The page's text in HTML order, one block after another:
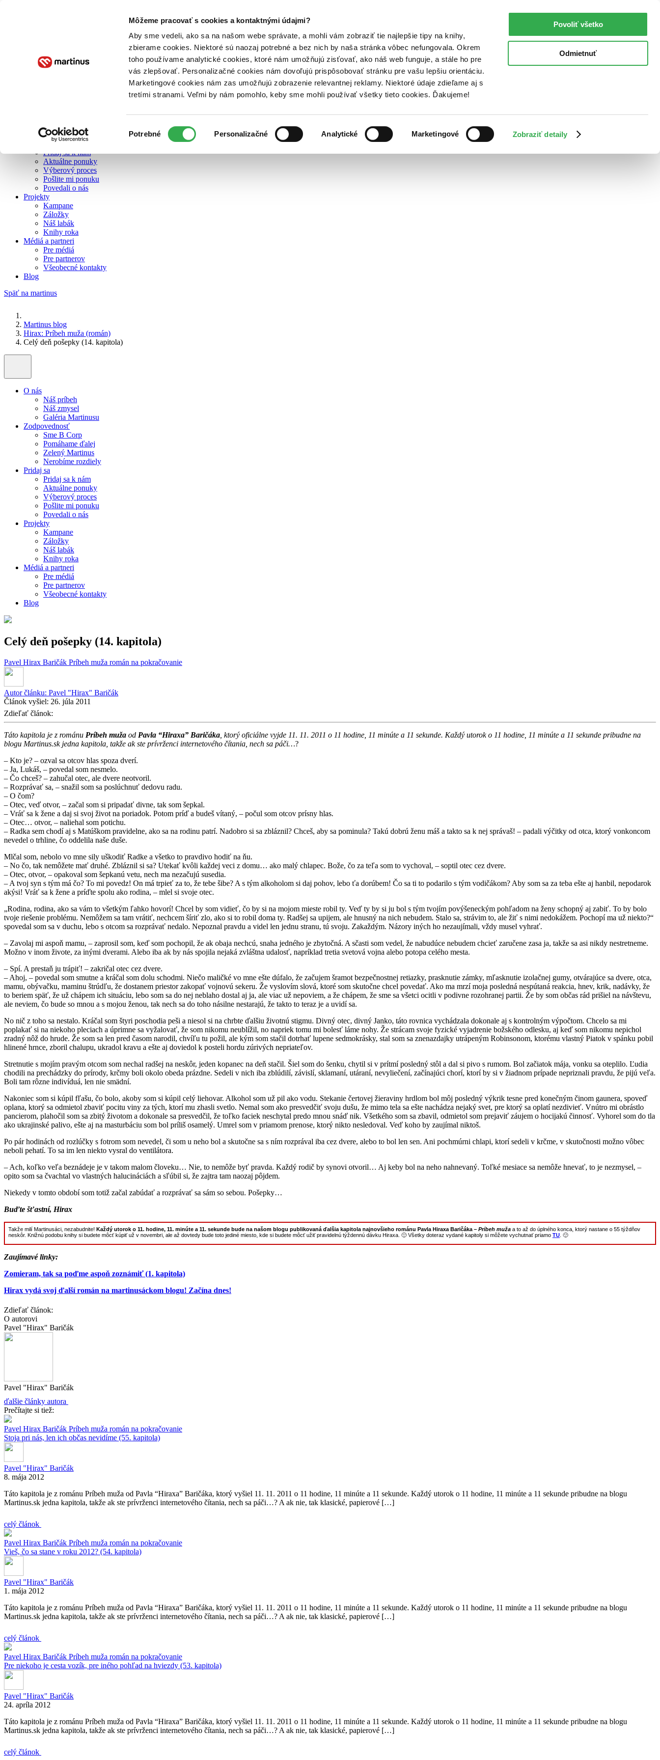
Môžeme pracovať s cookies a kontaktnými údajmi?
Aby sme vedeli, ako sa na našom webe správate, a mohli vám zobraziť tie najlepšie tipy na knihy,
zbierame cookies. Niektoré sú naozaj potrebné a bez nich by naša stránka vôbec nefungovala. Okrem
toho používame analytické cookies, ktoré nám umožňujú zisťovať, ako náš web funguje, a stále ho pre
vás zlepšovať. Personalizačné cookies nám dovoľujú prispôsobovať stránku pre vašu lepšiu orientáciu.
Marketingové cookies nám zas umožňujú zobrazenie relevantnej reklamy. Niektoré údaje zdieľame aj s
tretími stranami. Veľmi by nám pomohlo, keby sme mohli používať všetky tieto cookies. Ďakujeme!
súhlasu
Potrebné Personalizačné Analytické Marketingové Zobraziť detaily
Povoliť všetko
Odmietnuť
O nás
Zelený Martinus
Nerobíme rozdiely
Pridaj sa k nám
Aktuálne ponuky
Výberový proces
Pošlite mi ponuku
Povedali o nás
Projekty
Kampane
Záložky
Náš labák
Knihy roka
Médiá a partneri
Pre médiá
Pre partnerov
Všeobecné kontakty
Blog
Späť na martinus
Martinus blog
Hirax: Príbeh muža (román)
Celý deň pošepky (14. kapitola)
O nás
Náš príbeh
Náš zmysel
Galéria Martinusu
Zodpovednosť
Sme B Corp
Pomáhame ďalej
Zelený Martinus
Nerobíme rozdiely
Pridaj sa
Pridaj sa k nám
Aktuálne ponuky
Výberový proces
Pošlite mi ponuku
Povedali o nás
Projekty
Kampane
Záložky
Náš labák
Knihy roka
Médiá a partneri
Pre médiá
Pre partnerov
Všeobecné kontakty
Blog
Celý deň pošepky (14. kapitola)
Pavel Hirax Baričák Príbeh muža román na pokračovanie
Autor článku: Pavel "Hirax" Baričák
Článok vyšiel: 26. júla 2011
Zdieľať článok:
Táto kapitola je z románu Príbeh muža od Pavla “Hiraxa” Baričáka , ktorý oficiálne vyjde 11. 11. 2011 o 11 hodine, 11 minúte a 11 sekunde. Každý utorok o 11 hodine, 11 minúte a 11 sekunde pribudne na
blogu Martinus.sk jedna kapitola, takže ak ste prívrženci internetového čítania, nech sa páči…?
– Kto je? – ozval sa otcov hlas spoza dverí.
– Ja, Lukáš, – povedal som nesmelo.
– Čo chceš? – zahučal otec, ale dvere neotvoril.
– Rozprávať sa, – snažil som sa poslúchnuť dedovu radu.
– O čom?
– Otec, veď otvor, – začal som si pripadať divne, tak som šepkal.
– Vráť sa k žene a daj si svoj život na poriadok. Potom príď a budeš vítaný, – počul som otcov prísny hlas.
– Otec… otvor, – naliehal som potichu.
– Radka sem chodí aj s Matúškom pravidelne, ako sa na rodinu patrí. Nadobro si sa zbláznil? Chceš, aby sa pominula? Takú dobrú ženu máš a takto sa k nej správaš! – padali výčitky od otca, ktorý vonkoncom
nevedel o trhline, čo oddelila naše duše.
Mlčal som, nebolo vo mne sily uškodiť Radke a všetko to pravdivo hodiť na ňu.
– No čo, tak nemôžete mať druhé. Zbláznil si sa? Utekať kvôli každej veci z domu… ako malý chlapec. Bože, čo za teľa som to vychoval, – soptil otec cez dvere.
– Otec, otvor, – opakoval som šepkanú vetu, nech ma nezačujú susedia.
– A tvoj syn s tým má čo? To mi povedz! On má trpieť za to, že tebe šibe? A s tým alkoholom si daj pohov, lebo ťa dorúbem! Čo sa ti to podarilo s tým vodičákom? Aby som sa za teba ešte aj hanbil, nepodarok
akýsi! Vráť sa k žene a príďte spolu ako rodina, – mlel si svoje otec.
„Rodina, rodina, ako sa vám to všetkým ľahko hovorí! Chcel by som vidieť, čo by si na mojom mieste robil ty. Veď ty by si ju bol s tým tvojím povýšeneckým pohľadom na ženy schopný aj zabiť. To by bolo
tvoje riešenie problému. Nemôžem sa tam vrátiť, nechcem šíriť zlo, ako si to robil doma ty. Radšej sa upijem, ale hnusný na nich nebudem. Stalo sa, strávim to, ale žiť s nimi nedokážem. Pochopí ma už niekto?“
spovedal som sa v duchu, lebo s otcom sa rozprávať nedalo. Nepoznal pravdu a videl len jednu stranu, tú svoju. Zakaždým. Názory iných ho nezaujímali, vždy musel vyhrať.
– Zavolaj mi aspoň mamu, – zaprosil som, keď som pochopil, že ak obaja nechcú, snaha jedného je zbytočná. A sčasti som vedel, že nabudúce nebudem chcieť zaručene zasa ja, takže sa asi nikdy nestretneme.
Možno v inom živote, za inými dverami. Alebo iba ak by nás spojila nejaká zvláštna udalosť, napríklad tretia svetová vojna alebo potopa celého mesta.
– Spí. A prestaň ju trápiť! – zakričal otec cez dvere.
– Ahoj, – povedal som smutne a kráčal som dolu schodmi. Niečo maličké vo mne ešte dúfalo, že začujem šramot bezpečnostnej retiazky, prasknutie zámky, mľasknutie izolačnej gumy, otvárajúce sa dvere, otca,
mamu, obývačku, maminu štrúdľu, že dostanem priestor zakopať vojnovú sekeru. Že vyslovím slová, ktoré som skutočne chcel povedať. Ako ma mrzí moja posledná nespútaná reakcia, hnev, krik, nadávky, že
to beriem späť, že už chápem ich situáciu, lebo som sa do nej neblaho dostal aj ja, ale viac už nepoviem, a že chápem, že sme sa všetci ocitli v podivne rozohranej partii. Že by som občas rád prišiel na návštevu,
ale neviem, čo bude so mnou a s mojou ženou, tak nech sa do toho násilne nestarajú, že takto to teraz je a uvidí sa.
No nič z toho sa nestalo. Kráčal som štyri poschodia peši a niesol si na chrbte ďalšiu životnú stigmu. Divný otec, divný Janko, táto rovnica vychádzala dokonale aj s kontrolným výpočtom. Chcelo sa mi
poplakať si na niekoho pleciach a úprimne sa vyžalovať, že som nikomu neublížil, no napriek tomu mi bolesť láme nohy. Že strácam svoje fyzické vyjadrenie božského odlesku, aj keď som nikomu nepichol
zradný nôž do hrude. Že som sa len pred časom narodil, chvíľu tu požil, ale kým som stačil dotrhať lupene sedmokrásky, stal som sa znenazdajky utrápeným Robinsonom, ktorému vlastný Piatok v spánku pobil
hlinené hrnce, zboril chalupu, ukradol kravu a ešte aj doviedol k posteli hordu zúrivých nepriateľov.
Stretnutie s mojím pravým otcom som nechal radšej na neskôr, jeden kopanec na deň stačil. Šiel som do šenku, chytil si v prítmí posledný stôl a dal si pivo s rumom. Bol začiatok mája, vonku sa oteplilo. Ľudia
chodili na prechádzky do prírody, krčmy boli okolo obeda prázdne. Sedeli v nich iba zblúdilí, závislí, sklamaní, utáraní, nevyliečení, začínajúci chorí, ktorí by si v žiadnom prípade nepriznali pravdu, že pijú veľa.
Boli tam rôzne indivíduá, len nie smädní.
Nakoniec som si kúpil fľašu, čo bolo, akoby som si kúpil celý liehovar. Alkohol som už pil ako vodu. Stekanie čertovej žieraviny hrdlom bol môj posledný výkrik tesne pred konečným činom gaunera, spoveď
oplana, ktorý sa odmietol zbaviť pocitu viny za tých, ktorí mu zhasli svetlo. Nemal som ako presvedčiť svoju dušu, že mimo tela sa ešte nachádza nejaký svet, pre ktorý sa oplatí nezdivieť. Vnútro mi obrástlo
pancierom, plahočil som sa zbitý životom a dokonale sa presvedčil, že toľko faciek neschytal predo mnou snáď nik. Všetkého som sa zbavil, odmietol som prejaviť záujem o hocijakú činnosť. Vyhorel som do tla
ako ukrajinské palivo, ešte aj na masturbáciu som bol príliš osamelý. Umrel som v priamom prenose, ktorý nikto nesledoval. Veď koho by zaujímal niktoš.
Po pár hodinách od rozlúčky s fotrom som nevedel, či som u neho bol a skutočne sa s ním rozprával iba cez dvere, alebo to bol len sen. Ani pochmúrni chlapi, ktorí sedeli v krčme, v skutočnosti možno vôbec
neboli pehatí. To sa im len niekto vysral do ventilátora.
– Ach, koľko veľa beznádeje je v takom malom človeku… Nie, to nemôže byť pravda. Každý rodič by synovi otvoril… Aj keby bol na neho nahnevaný. Toľké mesiace sa nemôže hnevať, to je nezmysel, –
opito som sa čvachtal vo vlastných halucináciách a sľúbil si, že zajtra tam naozaj pôjdem.
Niekedy v tomto období som totiž začal zabúdať a rozprávať sa sám so sebou. Pošepky…
Buďte šťastní, Hirax
Takže milí Martinusáci, nezabudnite! Každý utorok o 11. hodine, 11. minúte a 11. sekunde bude na našom blogu publikovaná ďalšia kapitola najnovšieho románu Pavla Hiraxa Baričáka – Príbeh muža a to až do úplného konca, ktorý nastane o 55 týždňov
neskôr. Knižnú podobu knihy si budete môcť kúpiť už v novembri, ale až dovtedy bude toto jediné miesto, kde si budete môcť užiť pravidelnú týždennú dávku Hiraxa. 🙂 Všetky doteraz vydané kapitoly si môžete vychutnať priamo TU . 🙂
Zaujímavé linky:
Zomieram, tak sa poďme aspoň zoznámiť (1. kapitola)
Hirax vydá svoj ďalší román na martinusáckom blogu! Začína dnes!
Zdieľať článok:
O autorovi
Pavel "Hirax" Baričák
Pavel "Hirax" Baričák
ďalšie články autora
Prečítajte si tiež:
Pavel Hirax Baričák Príbeh muža román na pokračovanie
Stoja pri nás, len ich občas nevidíme (55. kapitola)
Pavel "Hirax" Baričák
8. mája 2012
Táto kapitola je z románu Príbeh muža od Pavla “Hiraxa” Baričáka, ktorý vyšiel 11. 11. 2011 o 11 hodine, 11 minúte a 11 sekunde. Každý utorok o 11 hodine, 11 minúte a 11 sekunde pribudne na blogu
Martinus.sk jedna kapitola, takže ak ste prívrženci internetového čítania, nech sa páči…? A ak nie, tak klasické, papierové […]
celý článok
Pavel Hirax Baričák Príbeh muža román na pokračovanie
Vieš, čo sa stane v roku 2012? (54. kapitola)
Pavel "Hirax" Baričák
1. mája 2012
Táto kapitola je z románu Príbeh muža od Pavla “Hiraxa” Baričáka, ktorý vyšiel 11. 11. 2011 o 11 hodine, 11 minúte a 11 sekunde. Každý utorok o 11 hodine, 11 minúte a 11 sekunde pribudne na blogu
Martinus.sk jedna kapitola, takže ak ste prívrženci internetového čítania, nech sa páči…? A ak nie, tak klasické, papierové […]
celý článok
Pavel Hirax Baričák Príbeh muža román na pokračovanie
Pre niekoho je cesta vozík, pre iného pohľad na hviezdy (53. kapitola)
Pavel "Hirax" Baričák
24. apríla 2012
Táto kapitola je z románu Príbeh muža od Pavla “Hiraxa” Baričáka, ktorý vyšiel 11. 11. 2011 o 11 hodine, 11 minúte a 11 sekunde. Každý utorok o 11 hodine, 11 minúte a 11 sekunde pribudne na blogu
Martinus.sk jedna kapitola, takže ak ste prívrženci internetového čítania, nech sa páči…? A ak nie, tak klasické, papierové […]
celý článok